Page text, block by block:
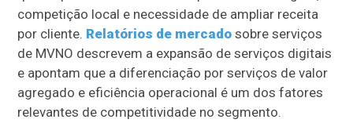
competição local e necessidade de ampliar receita
por cliente. Relatórios de mercado sobre serviços
de MVNO descrevem a expansão de serviços digitais
e apontam que a diferenciação por serviços de valor
agregado e eficiência operacional é um dos fatores
relevantes de competitividade no segmento.